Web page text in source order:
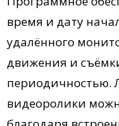
время и дату
удалённого
движения и
периодичностью.
видеоролики